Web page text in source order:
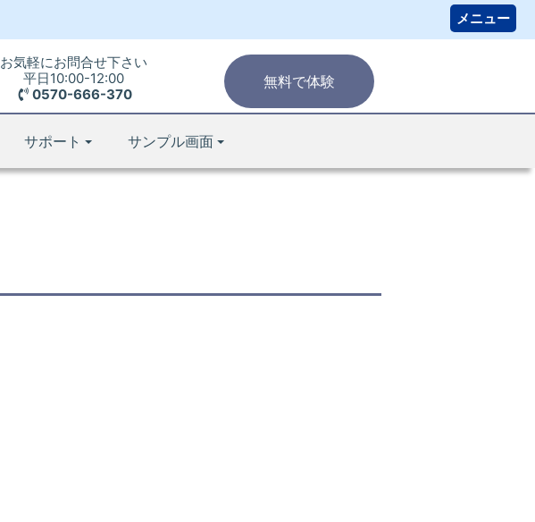
無料で体験
お気軽にお問合せ下さい
平日10:00-12:00
0570-666-370
サポート サンプル画面